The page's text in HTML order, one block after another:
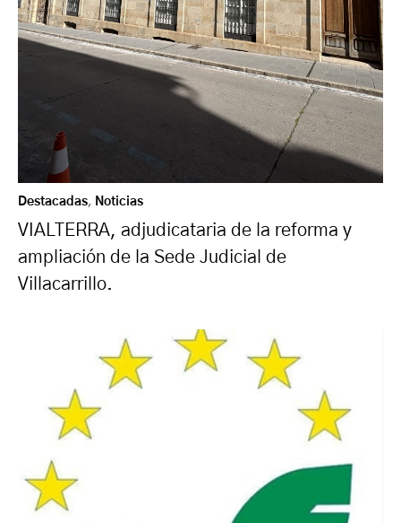
Destacadas, Noticias
VIALTERRA, adjudicataria de la reforma y
ampliación de la Sede Judicial de
Villacarrillo.